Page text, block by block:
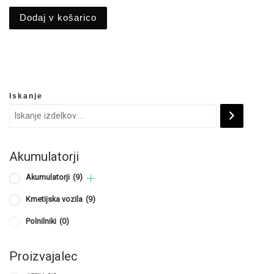
Dodaj v košarico
Iskanje
Akumulatorji
Akumulatorji (9)
Kmetijska vozila (9)
Polnilniki (0)
Proizvajalec